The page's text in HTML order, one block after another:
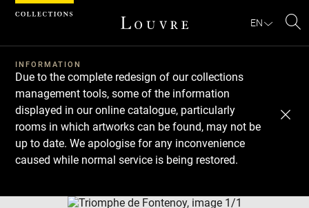
EN
INFORMATION
Due to the complete redesign of our collections
management tools, some of the information
displayed in our online catalogue, particularly
rooms in which artworks can be found, may not be
up to date. We apologise for any inconvenience
caused while normal service is being restored.
Download
Next
Previous
Cookies management panel